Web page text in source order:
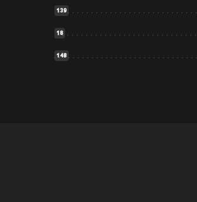
139
18
148